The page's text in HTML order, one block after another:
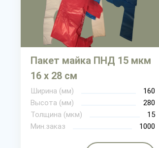
Пакет майка ПНД 15 мкм
16 х 28 см
Ширина (мм)
160
Высота (мм)
280
Толщина (мкм)
15
Мин.заказ
1000